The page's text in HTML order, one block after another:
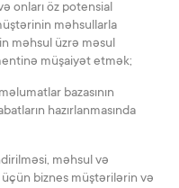
onları öz potensial
məhsullarla
məhsul üzrə məsul
müşaiyət etmək;
bazasının
hazırlanmasında
məhsul və
üçün biznes müştərilərin və